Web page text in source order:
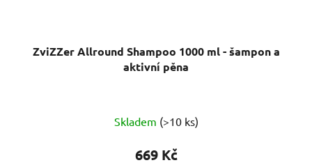
ZviZZer Allround Shampoo 1000 ml - šampon a
aktivní pěna
hodnocení
produktu
Skladem (>10 ks)
669 Kč